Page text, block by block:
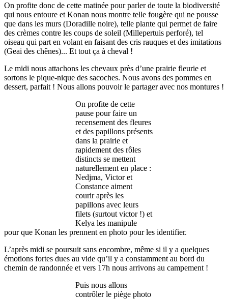
On profite donc de cette matinée pour parler de toute la biodiversité
qui nous entoure et Konan nous montre telle fougère qui ne pousse
que dans les murs (Doradille noire), telle plante qui permet de faire
des crèmes contre les coups de soleil (Millepertuis perforé), tel
oiseau qui part en volant en faisant des cris rauques et des imitations
(Geai des chênes)... Et tout ça à cheval !
Le midi nous attachons les chevaux près d’une prairie fleurie et
sortons le pique-nique des sacoches. Nous avons des pommes en
dessert, parfait ! Nous allons pouvoir le partager avec nos montures !
On profite de cette
pause pour faire un
recensement des fleures
et des papillons présents
dans la prairie et
rapidement des rôles
distincts se mettent
naturellement en place :
Nedjma, Victor et
Constance aiment
courir après les
papillons avec leurs
filets (surtout victor !) et
Kelya les manipule
pour que Konan les prennent en photo pour les identifier.
L’après midi se poursuit sans encombre, même si il y a quelques
émotions fortes dues au vide qu’il y a constamment au bord du
chemin de randonnée et vers 17h nous arrivons au campement !
Puis nous allons
contrôler le piège photo